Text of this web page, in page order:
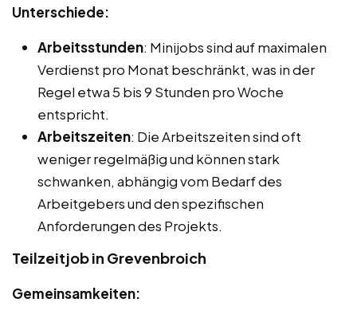
Unterschiede:
Arbeitsstunden: Minijobs sind auf maximalen
Verdienst pro Monat beschränkt, was in der
Regel etwa 5 bis 9 Stunden pro Woche
entspricht.
Arbeitszeiten: Die Arbeitszeiten sind oft
weniger regelmäßig und können stark
schwanken, abhängig vom Bedarf des
Arbeitgebers und den spezifischen
Anforderungen des Projekts.
Teilzeitjob in Grevenbroich
Gemeinsamkeiten: